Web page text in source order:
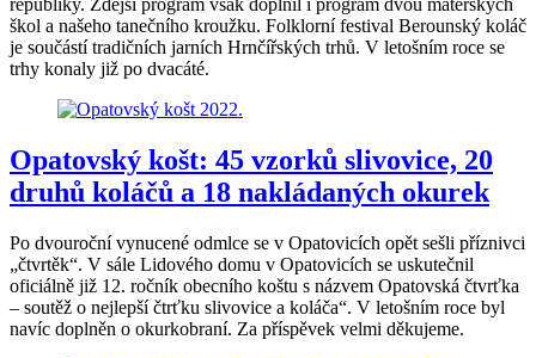
škol a našeho tanečního kroužku. Folklorní festival Berounský koláč
je součástí tradičních jarních Hrnčířských trhů. V letošním roce se
trhy konaly již po dvacáté.
Opatovský košt: 45 vzorků slivovice, 20
druhů koláčů a 18 nakládaných okurek
Po dvouroční vynucené odmlce se v Opatovicích opět sešli příznivci
„čtvrtěk“. V sále Lidového domu v Opatovicích se uskutečnil
oficiálně již 12. ročník obecního koštu s názvem Opatovská čtvrťka
– soutěž o nejlepší čtrťku slivovice a koláča“. V letošním roce byl
navíc doplněn o okurkobraní. Za příspěvek velmi děkujeme.